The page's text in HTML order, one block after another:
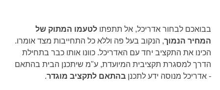
בבואכם לבחור אדריכל, אל תתפתו לטעמו המתוק של
המחיר הנמוך, הנקוב בעל פה וללא כל התחייבות מצד אומרו.
הכינו את התקציב יחד עם האדריכל. כוונו אותו כבר בתחילת
הדרך למסגרת תקציבית המיועדת, ע"מ שיתכנן הבית בהתאם
- אדריכל מנוסה ידע לתכנן בהתאם לתקציב מוגדר.